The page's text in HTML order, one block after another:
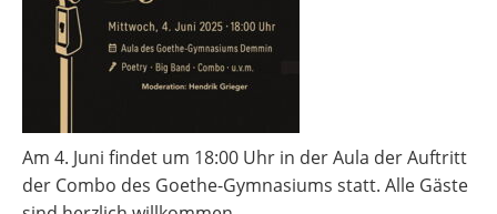
Am 4. Juni findet um 18:00 Uhr in der Aula der Auftritt
der Combo des Goethe-Gymnasiums statt. Alle Gäste